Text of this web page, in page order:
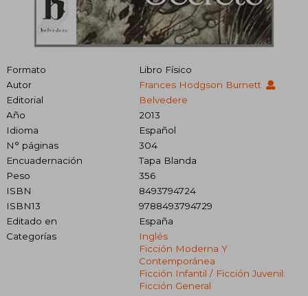
Formato
Libro Físico
Autor
Frances Hodgson Burnett
Editorial
Belvedere
Año
2013
Idioma
Español
N° páginas
304
Encuadernación
Tapa Blanda
Peso
356
ISBN
8493794724
ISBN13
9788493794729
Editado en
España
Categorías
Inglés
Ficción Moderna Y
Contemporánea
Ficción Infantil / Ficción Juvenil:
Ficción General